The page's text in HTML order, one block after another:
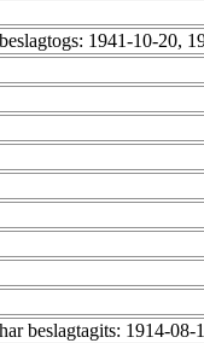
1941-10-20,
beslagtagits: 1914-08-